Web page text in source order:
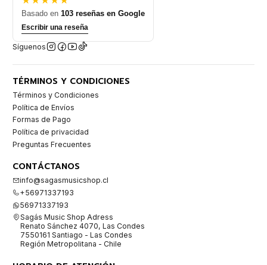
Basado en 103 reseñas en Google
Escribir una reseña
Síguenos
TÉRMINOS Y CONDICIONES
Términos y Condiciones
Política de Envíos
Formas de Pago
Política de privacidad
Preguntas Frecuentes
CONTÁCTANOS
info@sagasmusicshop.cl
+56971337193
56971337193
Sagás Music Shop Adress
Renato Sánchez 4070, Las Condes
7550161 Santiago - Las Condes
Región Metropolitana - Chile